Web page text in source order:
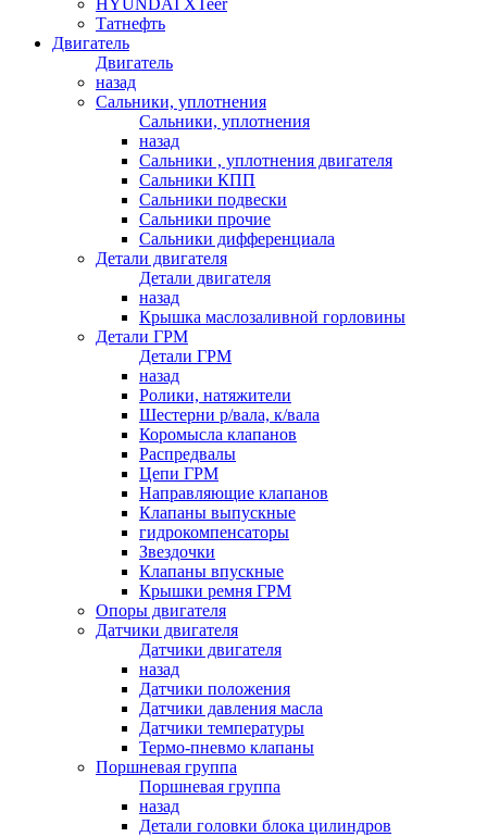
HYUNDAI XTeer
Татнефть
Двигатель
Двигатель
назад
Сальники, уплотнения
Сальники, уплотнения
назад
Сальники , уплотнения двигателя
Сальники КПП
Сальники подвески
Сальники прочие
Сальники дифференциала
Детали двигателя
Детали двигателя
назад
Крышка маслозаливной горловины
Детали ГРМ
Детали ГРМ
назад
Ролики, натяжители
Шестерни р/вала, к/вала
Коромысла клапанов
Распредвалы
Цепи ГРМ
Направляющие клапанов
Клапаны выпускные
гидрокомпенсаторы
Звездочки
Клапаны впускные
Крышки ремня ГРМ
Опоры двигателя
Датчики двигателя
Датчики двигателя
назад
Датчики положения
Датчики давления масла
Датчики температуры
Термо-пневмо клапаны
Поршневая группа
Поршневая группа
назад
Детали головки блока цилиндров